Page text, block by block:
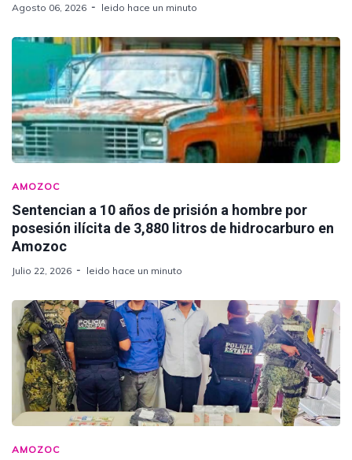
Agosto 06, 2026 leido hace un minuto
AMOZOC
Sentencian a 10 años de prisión a hombre por
posesión ilícita de 3,880 litros de hidrocarburo en
Amozoc
Julio 22, 2026 leido hace un minuto
AMOZOC